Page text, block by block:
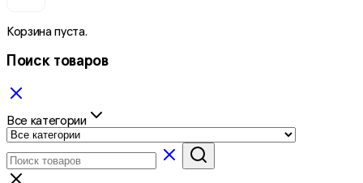
Корзина пуста.
Поиск товаров
Все категории